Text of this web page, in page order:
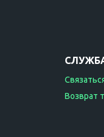
Возврат